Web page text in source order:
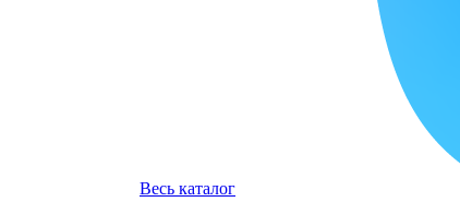
Весь каталог